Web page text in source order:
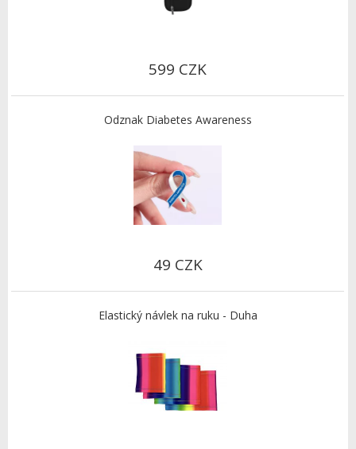
599 CZK
Odznak Diabetes Awareness
49 CZK
Elastický návlek na ruku - Duha